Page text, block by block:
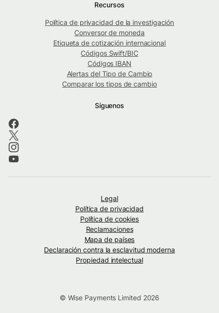
Recursos
Política de privacidad de la investigación
Conversor de moneda
Etiqueta de cotización internacional
Códigos Swift/BIC
Códigos IBAN
Alertas del Tipo de Cambio
Comparar los tipos de cambio
Síguenos
Legal
Política de privacidad
Política de cookies
Reclamaciones
Mapa de países
Declaración contra la esclavitud moderna
Propiedad intelectual
© Wise Payments Limited 2026